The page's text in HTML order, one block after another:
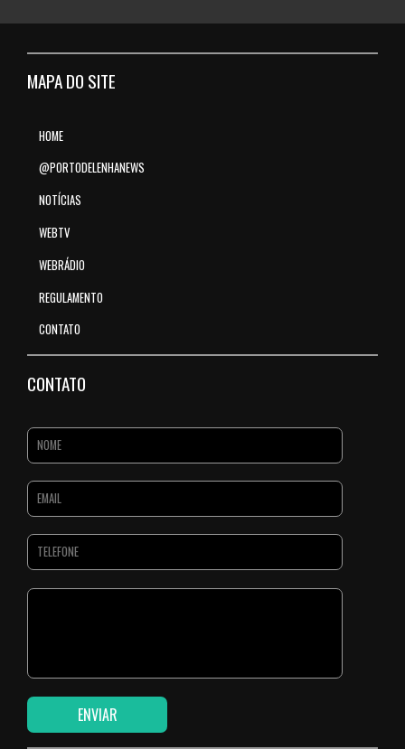
MAPA DO SITE
HOME
@PORTODELENHANEWS
NOTÍCIAS
WEBTV
WEBRÁDIO
REGULAMENTO
CONTATO
CONTATO